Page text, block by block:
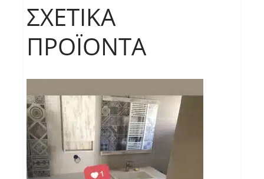
ΣΧΕΤΙΚΆ
ΠΡΟΪΌΝΤΑ